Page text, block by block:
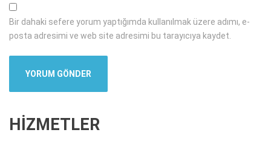
Bir dahaki sefere yorum yaptığımda kullanılmak üzere adımı, e-
posta adresimi ve web site adresimi bu tarayıcıya kaydet.
HİZMETLER